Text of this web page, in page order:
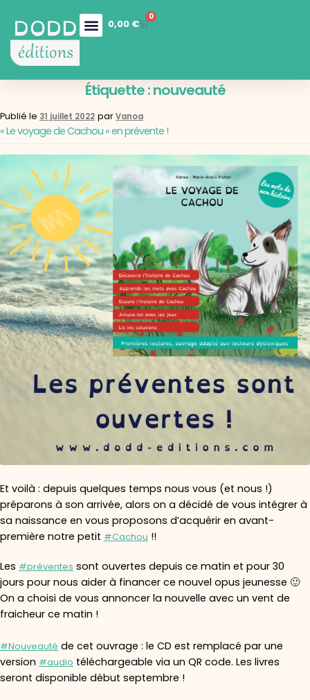
0,00 €
0
Étiquette :nouveauté
Publié le 31 juillet 2022 parVanoa
« Le voyage de Cachou » en prévente !
Et voilà : depuis quelques temps nous vous (et nous !)
préparons à son arrivée, alors on a décidé de vous intégrer à
sa naissance en vous proposons d’acquérir en avant-
première notre petit #Cachou !!
Les #préventes sont ouvertes depuis ce matin et pour 30
jours pour nous aider à financer ce nouvel opus jeunesse 🙂
On a choisi de vous annoncer la nouvelle avec un vent de
fraicheur ce matin !
#Nouveauté de cet ouvrage : le CD est remplacé par une
version #audio téléchargeable via un QR code. Les livres
seront disponible début septembre !